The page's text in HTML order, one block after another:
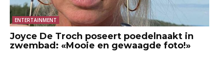
ENTERTAINMENT
Joyce De Troch poseert poedelnaakt in
zwembad: «Mooie en gewaagde foto!»